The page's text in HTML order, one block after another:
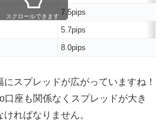
7.5pips
5.7pips
8.0pips
スクロールできます
スプレッドが広がっていますね！
口座も関係なくスプレッドが大き
ればなりません。